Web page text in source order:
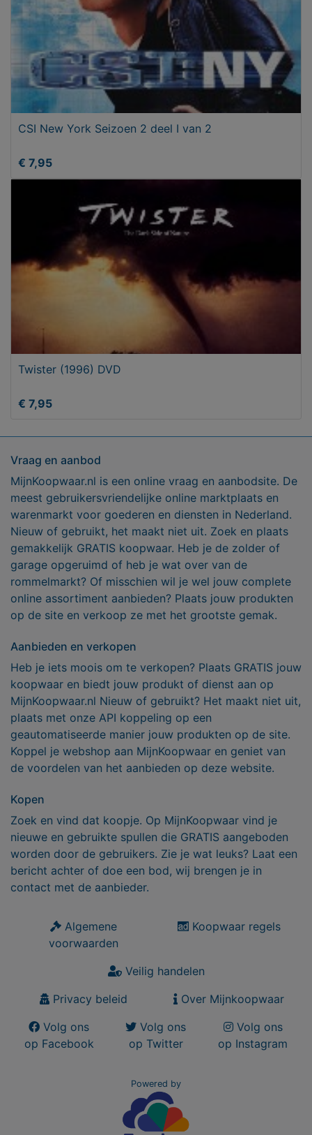
CSI New York Seizoen 2 deel I van 2
€ 7,95
Twister (1996) DVD
€ 7,95
Vraag en aanbod
MijnKoopwaar.nl is een online vraag en aanbodsite. De
meest gebruikersvriendelijke online marktplaats en
warenmarkt voor goederen en diensten in Nederland.
Nieuw of gebruikt, het maakt niet uit. Zoek en plaats
gemakkelijk GRATIS koopwaar. Heb je de zolder of
garage opgeruimd of heb je wat over van de
rommelmarkt? Of misschien wil je wel jouw complete
online assortiment aanbieden? Plaats jouw produkten
op de site en verkoop ze met het grootste gemak.
Aanbieden en verkopen
Heb je iets moois om te verkopen? Plaats GRATIS jouw
koopwaar en biedt jouw produkt of dienst aan op
MijnKoopwaar.nl Nieuw of gebruikt? Het maakt niet uit,
plaats met onze API koppeling op een
geautomatiseerde manier jouw produkten op de site.
Koppel je webshop aan MijnKoopwaar en geniet van
de voordelen van het aanbieden op deze website.
Kopen
Zoek en vind dat koopje. Op MijnKoopwaar vind je
nieuwe en gebruikte spullen die GRATIS aangeboden
worden door de gebruikers. Zie je wat leuks? Laat een
bericht achter of doe een bod, wij brengen je in
contact met de aanbieder.
Algemene
voorwaarden
Koopwaar regels
Veilig handelen
Privacy beleid
Over Mijnkoopwaar
Volg ons
op Facebook
Volg ons
op Twitter
Volg ons
op Instagram
Powered by